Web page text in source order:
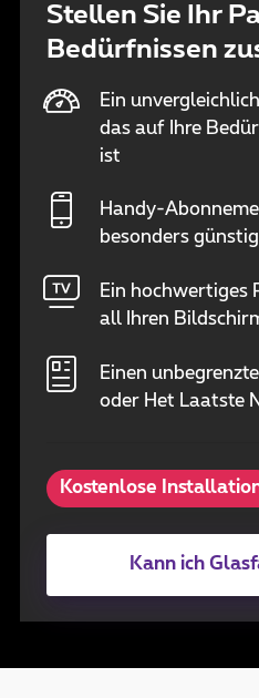
Stellen Sie Ihr
Bedürfnissen
Ein
das auf Ihre
ist
Handy-
besonders
Ein hochwertiges
all Ihren
Einen
oder Het Laatste
Kostenlose
Kann ich